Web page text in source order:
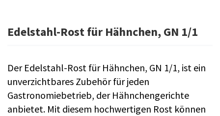
Edelstahl-Rost für Hähnchen, GN 1/1
Der Edelstahl-Rost für Hähnchen, GN 1/1, ist ein
unverzichtbares Zubehör für jeden
Gastronomiebetrieb, der Hähnchengerichte
anbietet. Mit diesem hochwertigen Rost können